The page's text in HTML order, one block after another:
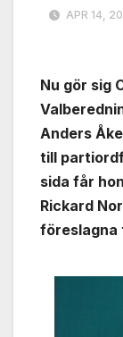
APR 14,
Nu gör sig
Anders
till
sida får
Rickard
föreslagna